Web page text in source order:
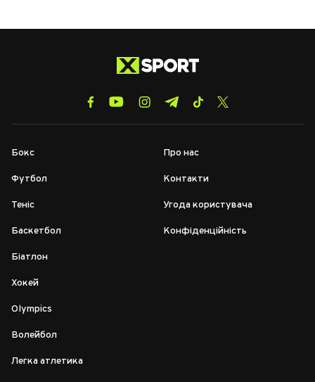
Бокс
Футбол
Теніс
Баскетбол
Біатлон
Хокей
Olympics
Волейбол
Легка атлетика
Про нас
Контакти
Угода користувача
Конфіденційність